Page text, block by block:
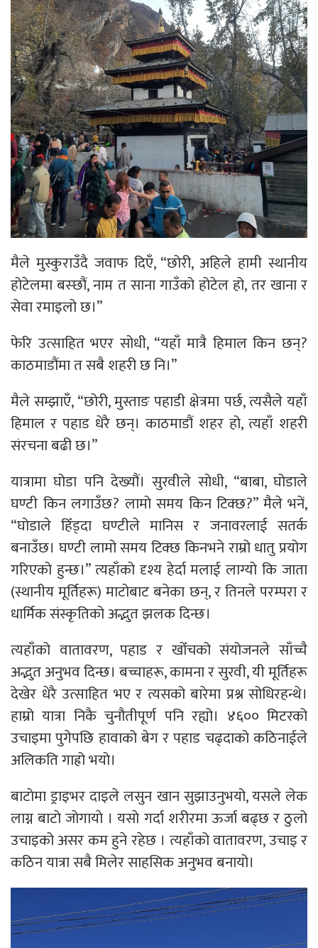
मैले मुस्कुराउँदै जवाफ दिएँ, “छोरी, अहिले हामी स्थानीय
होटेलमा बस्छौं, नाम त साना गाउँको होटेल हो, तर खाना र
सेवा रमाइलो छ।”
फेरि उत्साहित भएर सोधी, “यहाँ मात्रै हिमाल किन छन्?
काठमाडौंमा त सबै शहरी छ नि।”
मैले सम्झाएँ, “छोरी, मुस्ताङ पहाडी क्षेत्रमा पर्छ, त्यसैले यहाँ
हिमाल र पहाड धेरै छन्। काठमाडौं शहर हो, त्यहाँ शहरी
संरचना बढी छ।”
यात्रामा घोडा पनि देख्यौं। सुरवीले सोधी, “बाबा, घोडाले
घण्टी किन लगाउँछ? लामो समय किन टिक्छ?” मैले भनें,
“घोडाले हिँड्दा घण्टीले मानिस र जनावरलाई सतर्क
बनाउँछ। घण्टी लामो समय टिक्छ किनभने राम्रो धातु प्रयोग
गरिएको हुन्छ।” त्यहाँको दृश्य हेर्दा मलाई लाग्यो कि जाता
(स्थानीय मूर्तिहरू) माटोबाट बनेका छन्, र तिनले परम्परा र
धार्मिक संस्कृतिको अद्भुत झलक दिन्छ।
त्यहाँको वातावरण, पहाड र खोँचको संयोजनले साँच्चै
अद्भुत अनुभव दिन्छ। बच्चाहरू, कामना र सुरवी, यी मूर्तिहरू
देखेर धेरै उत्साहित भए र त्यसको बारेमा प्रश्न सोधिरहन्थे।
हाम्रो यात्रा निकै चुनौतीपूर्ण पनि रह्यो। ४६०० मिटरको
उचाइमा पुगेपछि हावाको बेग र पहाड चढ्दाको कठिनाईले
अलिकति गाह्रो भयो।
बाटाेमा ड्राइभर दाइले लसुन खान सुझाउनुभयो, यसले लेक
लाग्न बाटाे जाेगायाे । यसाे गर्दा शरीरमा ऊर्जा बढ्छ र ठुलो
उचाइको असर कम हुने रहेछ । त्यहाँको वातावरण, उचाइ र
कठिन यात्रा सबै मिलेर साहसिक अनुभव बनायो।